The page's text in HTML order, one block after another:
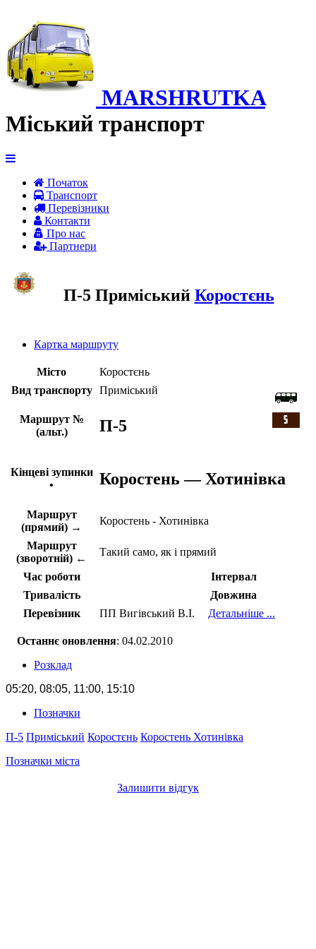
MARSHRUTKA
Міський транспорт
Початок
Транспорт
Перевiзники
Контакти
Про нас
Партнери
П-5 Приміський Коростєнь
Картка маршруту
Місто
Коростєнь
Вид транспорту
Приміський
Маршрут №
(альт.)
П-5
Кінцеві зупинки
•
Коростень — Хотинівка
Маршрут
(прямий) →
Коростень - Хотинівка
Маршрут
(зворотній) ←
Такий само, як і прямий
Час роботи
Інтервал
Тривалість
Довжина
Перевізник
ПП Вигівський В.І. Детальніше ...
Останнє оновлення: 04.02.2010
Розклад
05:20, 08:05, 11:00, 15:10
Позначки
П-5 Приміський Коростєнь Коростень Хотинівка
Позначки міста
Залишити відгук